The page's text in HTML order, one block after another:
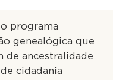
programa
genealógica que
de ancestralidade
cidadania